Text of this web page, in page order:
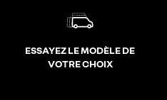
ESSAYEZ LE MODÈLE DE
VOTRE CHOIX